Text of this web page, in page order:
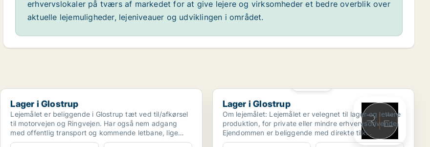
erhvervslokaler på tværs af markedet for at give lejere og virksomheder et bedre overblik over
aktuelle lejemuligheder, lejeniveauer og udviklingen i området.
Lager i Glostrup
Lager i Glostrup
Lejemålet er beliggende i Glostrup tæt ved til/afkørsel
til motorvejen og Ringvejen. Har også nem adgang
med offentlig transport og kommende letbane, lige
fo...
Lager i Glostrup
Lager i Glostrup
Om lejemålet: Lejemålet er velegnet til lager og lettere
produktion, for private eller mindre erhvervsdrivende.
Ejendommen er beliggende med direkte tilk...